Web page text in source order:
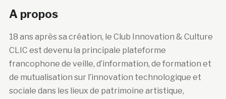
A propos
18 ans après sa création, le Club Innovation & Culture
CLIC est devenu la principale plateforme
francophone de veille, d’information, de formation et
de mutualisation sur l’innovation technologique et
sociale dans les lieux de patrimoine artistique,